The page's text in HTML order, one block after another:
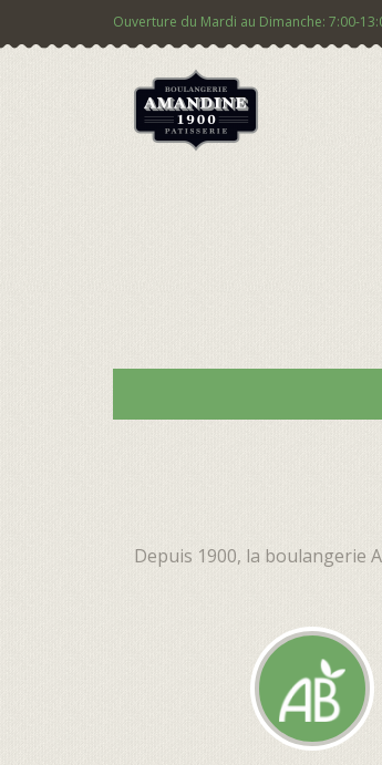
Ouverture du Mardi au Dimanche: 7:00-
Depuis 1900, la boulangerie